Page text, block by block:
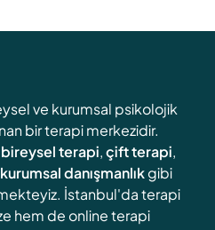
ve kurumsal psikolojik
bir terapi merkezidir.
bireysel terapi,çift terapi,
kurumsal danışmanlıkgibi
İstanbul'da terapi
hem de online terapi